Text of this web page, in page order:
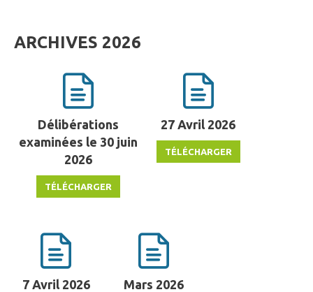
ARCHIVES 2026
Délibérations
examinées le 30 juin
2026
27 Avril 2026
7 Avril 2026 Mars 2026